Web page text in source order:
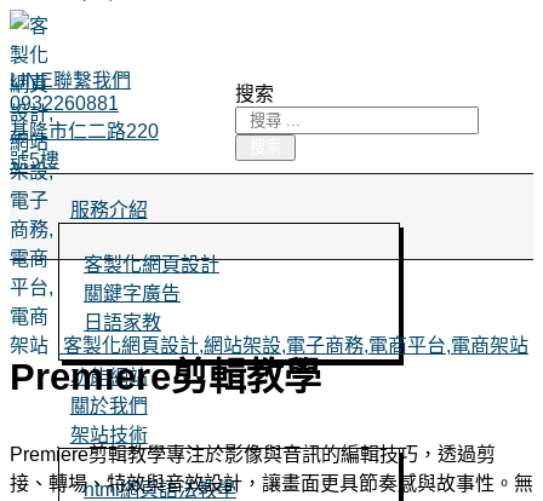
客製化網頁設計,網站架設,電子商務,電商平台,電商架站
LINE聯繫我們
0932260881
基隆市仁二路220
號5樓
搜索
服務介紹
客製化網頁設計
關鍵字廣告
日語家教
功能網站
關於我們
架站技術
html網頁語法教學
Premiere剪輯教學
Premiere剪輯教學專注於影像與音訊的編輯技巧，透過剪
接、轉場、特效與音效設計，讓畫面更具節奏感與故事性。無